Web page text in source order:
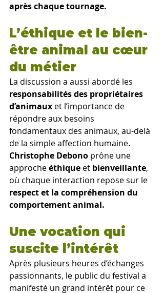
après chaque tournage.
L’éthique et le bien-
être animal au cœur
du métier
La discussion a aussi abordé les
responsabilités des propriétaires
d’animaux et l’importance de
répondre aux besoins
fondamentaux des animaux, au-delà
de la simple affection humaine.
Christophe Debono prône une
approche éthique et bienveillante,
où chaque interaction repose sur le
respect et la compréhension du
comportement animal.
Une vocation qui
suscite l’intérêt
Après plusieurs heures d’échanges
passionnants, le public du festival a
manifesté un grand intérêt pour ce